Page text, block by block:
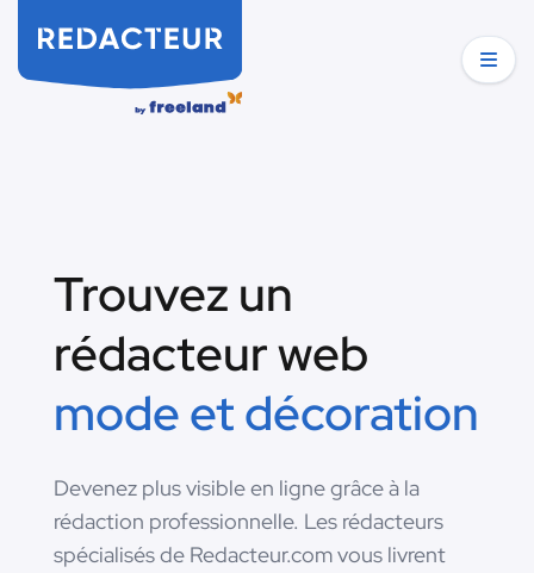
Trouvez un
rédacteur web
mode et décoration
Devenez plus visible en ligne grâce à la
rédaction professionnelle. Les rédacteurs
spécialisés de Redacteur.com vous livrent